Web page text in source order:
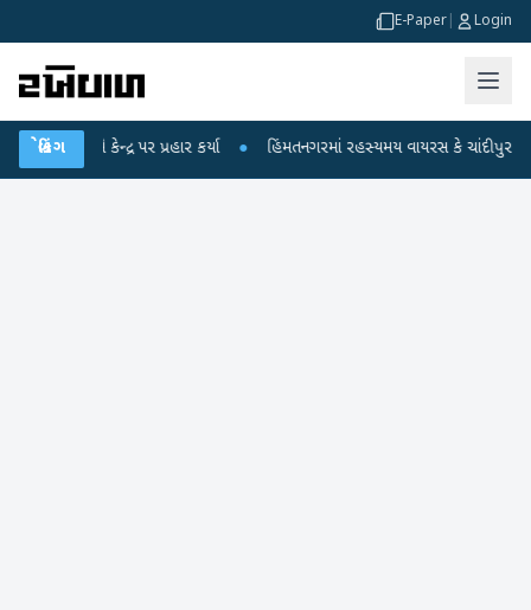
E-Paper Login
બ્રેકિંગ
કેન્દ્ર પર પ્રહાર કર્યા ● હિંમતનગરમાં રહસ્યમય વાયરસ કે ચાંદીપુરા? 6 બાળકોના